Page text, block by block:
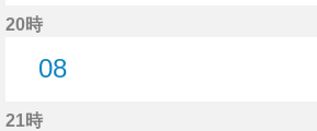
20時
08
21時